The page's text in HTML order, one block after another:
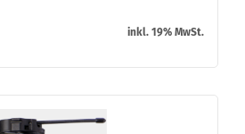
inkl. 19% MwSt.